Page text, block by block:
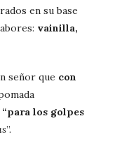
en su base
vainilla,
señor que con
“para los golpes
”.